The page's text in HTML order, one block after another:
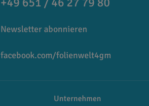
Newsletter abonnieren
facebook.com/folienwelt4gm
Unternehmen